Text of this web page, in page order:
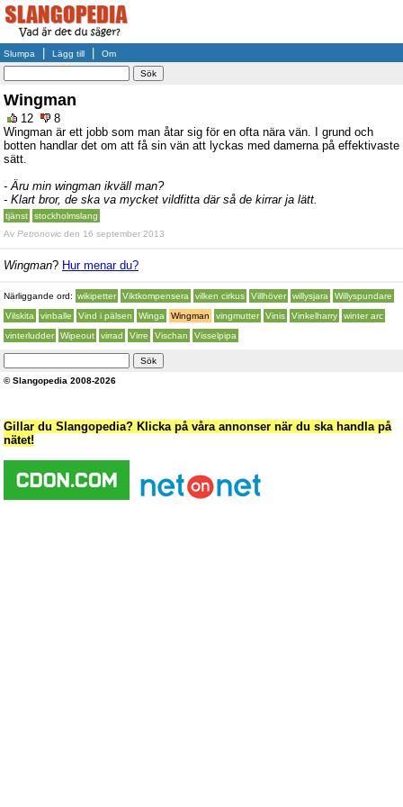
Slumpa Lägg till Om
Wingman
12
8
Wingman är ett jobb som man åtar sig för en ofta nära vän. I grund och
botten handlar det om att få sin vän att lyckas med damerna på effektivaste
sätt.
- Äru min wingman ikväll man?
- Klart bror, de ska va mycket vildfitta där så de kirrar ja lätt.
tjänst
stockholmslang
Av Petronovic den 16 september 2013
Wingman? Hur menar du?
Närliggande ord: wikipetter Viktkompensera vilken cirkus Villhöver willysjara
Willyspundare
Vilskita
vinballe Vind i pälsen Winga Wingman vingmutter Vinis Vinkelharry
winter arc
vinterludder
Wipeout virrad Virre Vischan Visselpipa
© Slangopedia 2008-2026
Gillar du Slangopedia? Klicka på våra annonser när du ska handla på
nätet!